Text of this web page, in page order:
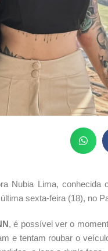
Nubia Lima,
sexta-feira (18), no
, é possível ver o
e tentam roubar o